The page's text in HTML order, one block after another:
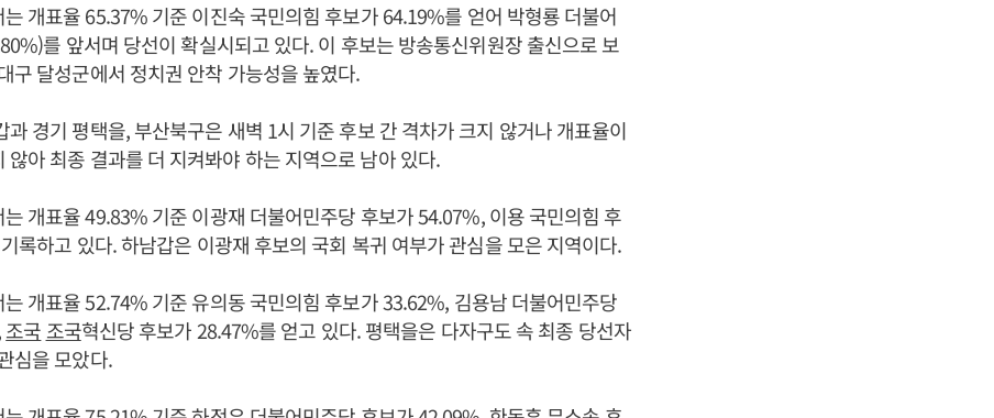
개표율 65.37% 기준 이진숙 국민의힘 후보가 64.19%를 얻어 박형룡 더불어
를 앞서며 당선이 확실시되고 있다. 이 후보는 방송통신위원장 출신으로 보
구 달성군에서 정치권 안착 가능성을 높였다.
과 경기 평택을, 부산북구은 새벽 1시 기준 후보 간 격차가 크지 않거나 개표율이
않아 최종 결과를 더 지켜봐야 하는 지역으로 남아 있다.
개표율 49.83% 기준 이광재 더불어민주당 후보가 54.07%, 이용 국민의힘 후
록하고 있다. 하남갑은 이광재 후보의 국회 복귀 여부가 관심을 모은 지역이다.
개표율 52.74% 기준 유의동 국민의힘 후보가 33.62%, 김용남 더불어민주당
조국 조국혁신당 후보가 28.47%를 얻고 있다. 평택을은 다자구도 속 최종 당선자
심을 모았다.